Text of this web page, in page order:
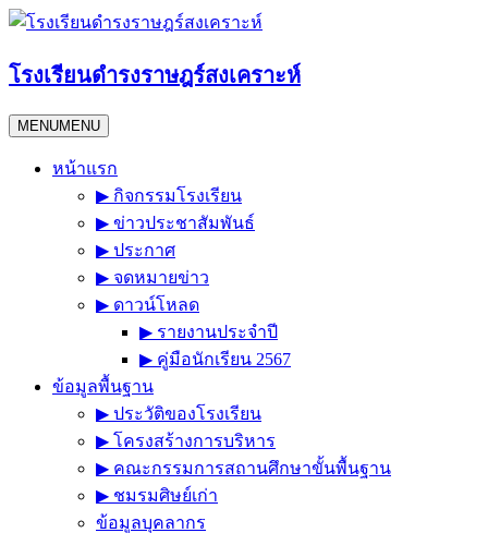
Skip
โรงเรียนดำรงราษฎร์สงเคราะห์
MENUMENU
หน้าแรก
▶︎ กิจกรรมโรงเรียน
▶︎ ข่าวประชาสัมพันธ์
▶︎ ประกาศ
▶︎ จดหมายข่าว
▶︎ ดาวน์โหลด
▶︎ รายงานประจำปี
▶︎ คู่มือนักเรียน 2567
ข้อมูลพื้นฐาน
▶︎ ประวัติของโรงเรียน
▶︎ โครงสร้างการบริหาร
▶︎ คณะกรรมการสถานศึกษาขั้นพื้นฐาน
▶︎ ชมรมศิษย์เก่า
ข้อมูลบุคลากร